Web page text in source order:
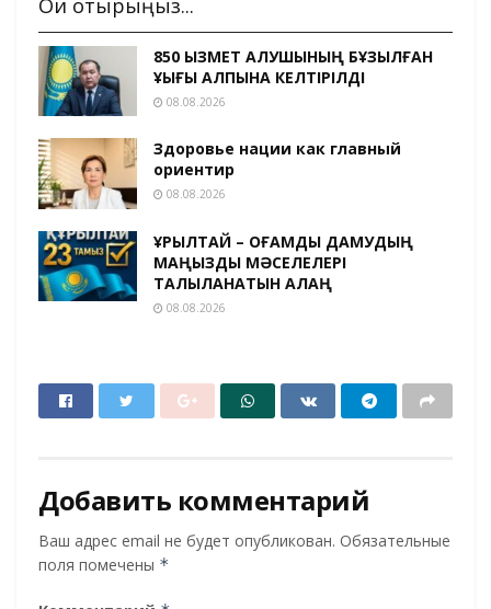
Оқи отырыңыз...
850 ҚЫЗМЕТ АЛУШЫНЫҢ БҰЗЫЛҒАН
ҚҰҚЫҒЫ ҚАЛПЫНА КЕЛТІРІЛДІ
08.08.2026
Здоровье нации как главный
ориентир
08.08.2026
ҚҰРЫЛТАЙ – ҚОҒАМДЫҚ ДАМУДЫҢ
МАҢЫЗДЫ МӘСЕЛЕЛЕРІ
ТАЛҚЫЛАНАТЫН АЛАҢ
08.08.2026
Добавить комментарий
Ваш адрес email не будет опубликован. Обязательные
поля помечены *